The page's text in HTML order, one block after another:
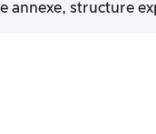
annexe, structure